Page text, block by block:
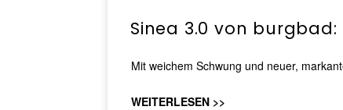
Sinea 3.0 von
Mit weichem Schwung und neuer,
WEITERLESEN >>